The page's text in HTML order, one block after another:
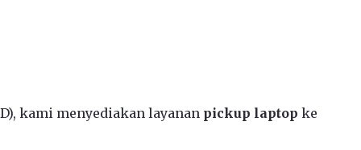
kami menyediakan layanan pickup laptop ke